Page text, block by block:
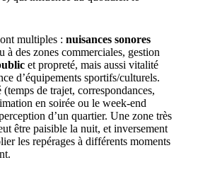
multiples : nuisances sonores
à des zones commerciales, gestion
et propreté, mais aussi vitalité
d’équipements sportifs/culturels.
de trajet, correspondances,
en soirée ou le week-end
d’un quartier. Une zone très
être paisible la nuit, et inversement
les repérages à différents moments